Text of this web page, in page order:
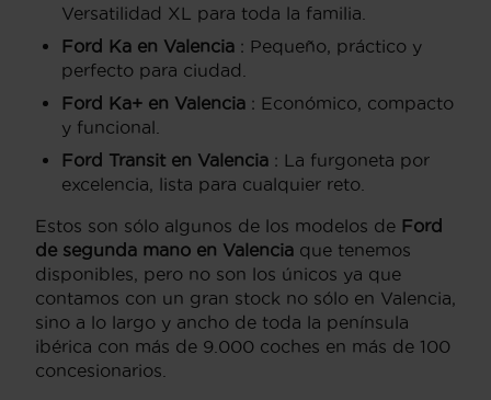
Versatilidad XL para toda la familia.
Ford Ka en Valencia : Pequeño, práctico y
perfecto para ciudad.
Ford Ka+ en Valencia : Económico, compacto
y funcional.
Ford Transit en Valencia : La furgoneta por
excelencia, lista para cualquier reto.
Estos son sólo algunos de los modelos de Ford
de segunda mano en Valencia que tenemos
disponibles, pero no son los únicos ya que
contamos con un gran stock no sólo en Valencia,
sino a lo largo y ancho de toda la península
ibérica con más de 9.000 coches en más de 100
concesionarios.